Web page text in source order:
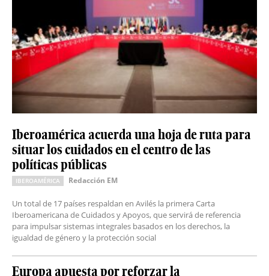
Iberoamérica acuerda una hoja de ruta para
situar los cuidados en el centro de las
políticas públicas
IBEROAMÉRICA Redacción EM
Un total de 17 países respaldan en Avilés la primera Carta
Iberoamericana de Cuidados y Apoyos, que servirá de referencia
para impulsar sistemas integrales basados en los derechos, la
igualdad de género y la protección social
Europa apuesta por reforzar la